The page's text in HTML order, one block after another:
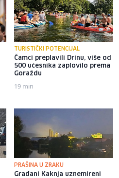
TURISTIČKI POTENCIJAL
Čamci preplavili Drinu, više od
500 učesnika zaplovilo prema
Goraždu
19 min
PRAŠINA U ZRAKU
Građani Kaknja uznemireni